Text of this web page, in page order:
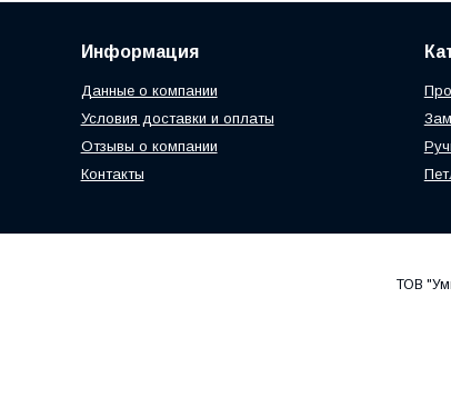
Информация
Данные о компании
Условия доставки и оплаты
Отзывы о компании
Контакты